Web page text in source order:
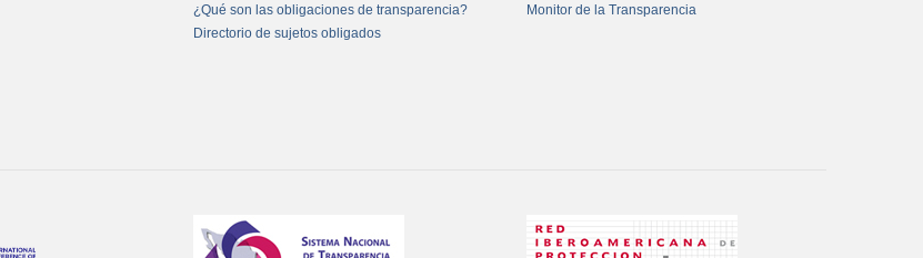
¿Qué son las obligaciones de transparencia?
Directorio de sujetos obligados
Monitor de la Transparencia